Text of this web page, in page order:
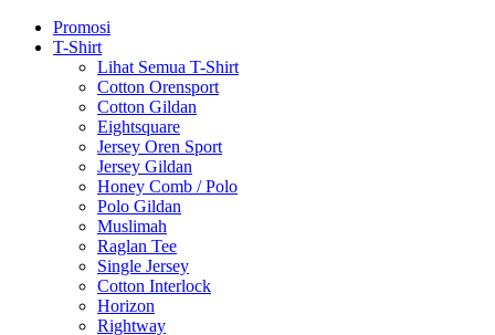
Promosi
T-Shirt
Lihat Semua T-Shirt
Cotton Orensport
Cotton Gildan
Eightsquare
Jersey Oren Sport
Jersey Gildan
Honey Comb / Polo
Polo Gildan
Muslimah
Raglan Tee
Single Jersey
Cotton Interlock
Horizon
Rightway